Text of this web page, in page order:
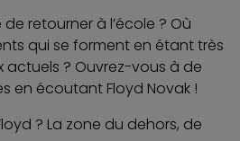
retourner à l’école ? Où
qui se forment en étant très
actuels ? Ouvrez-vous à de
en écoutant Floyd Novak !
? La zone du dehors, de